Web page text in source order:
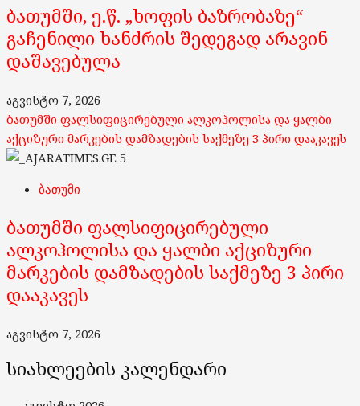
ბათუმში, ე.წ. „ხოფის ბაზრობაზე“
გაჩენილი ხანძრის შედეგად არავინ
დაშავებულა
აგვისტო 7, 2026
ბათუმში ფალსიფიცირებული ალკოჰოლისა და ყალბი
აქციზური მარკების დამზადების საქმეზე 3 პირი დააკავეს
5
ბათუმი
ბათუმში ფალსიფიცირებული
ალკოჰოლისა და ყალბი აქციზური
მარკების დამზადების საქმეზე 3 პირი
დააკავეს
აგვისტო 7, 2026
სიახლეების კალენდარი